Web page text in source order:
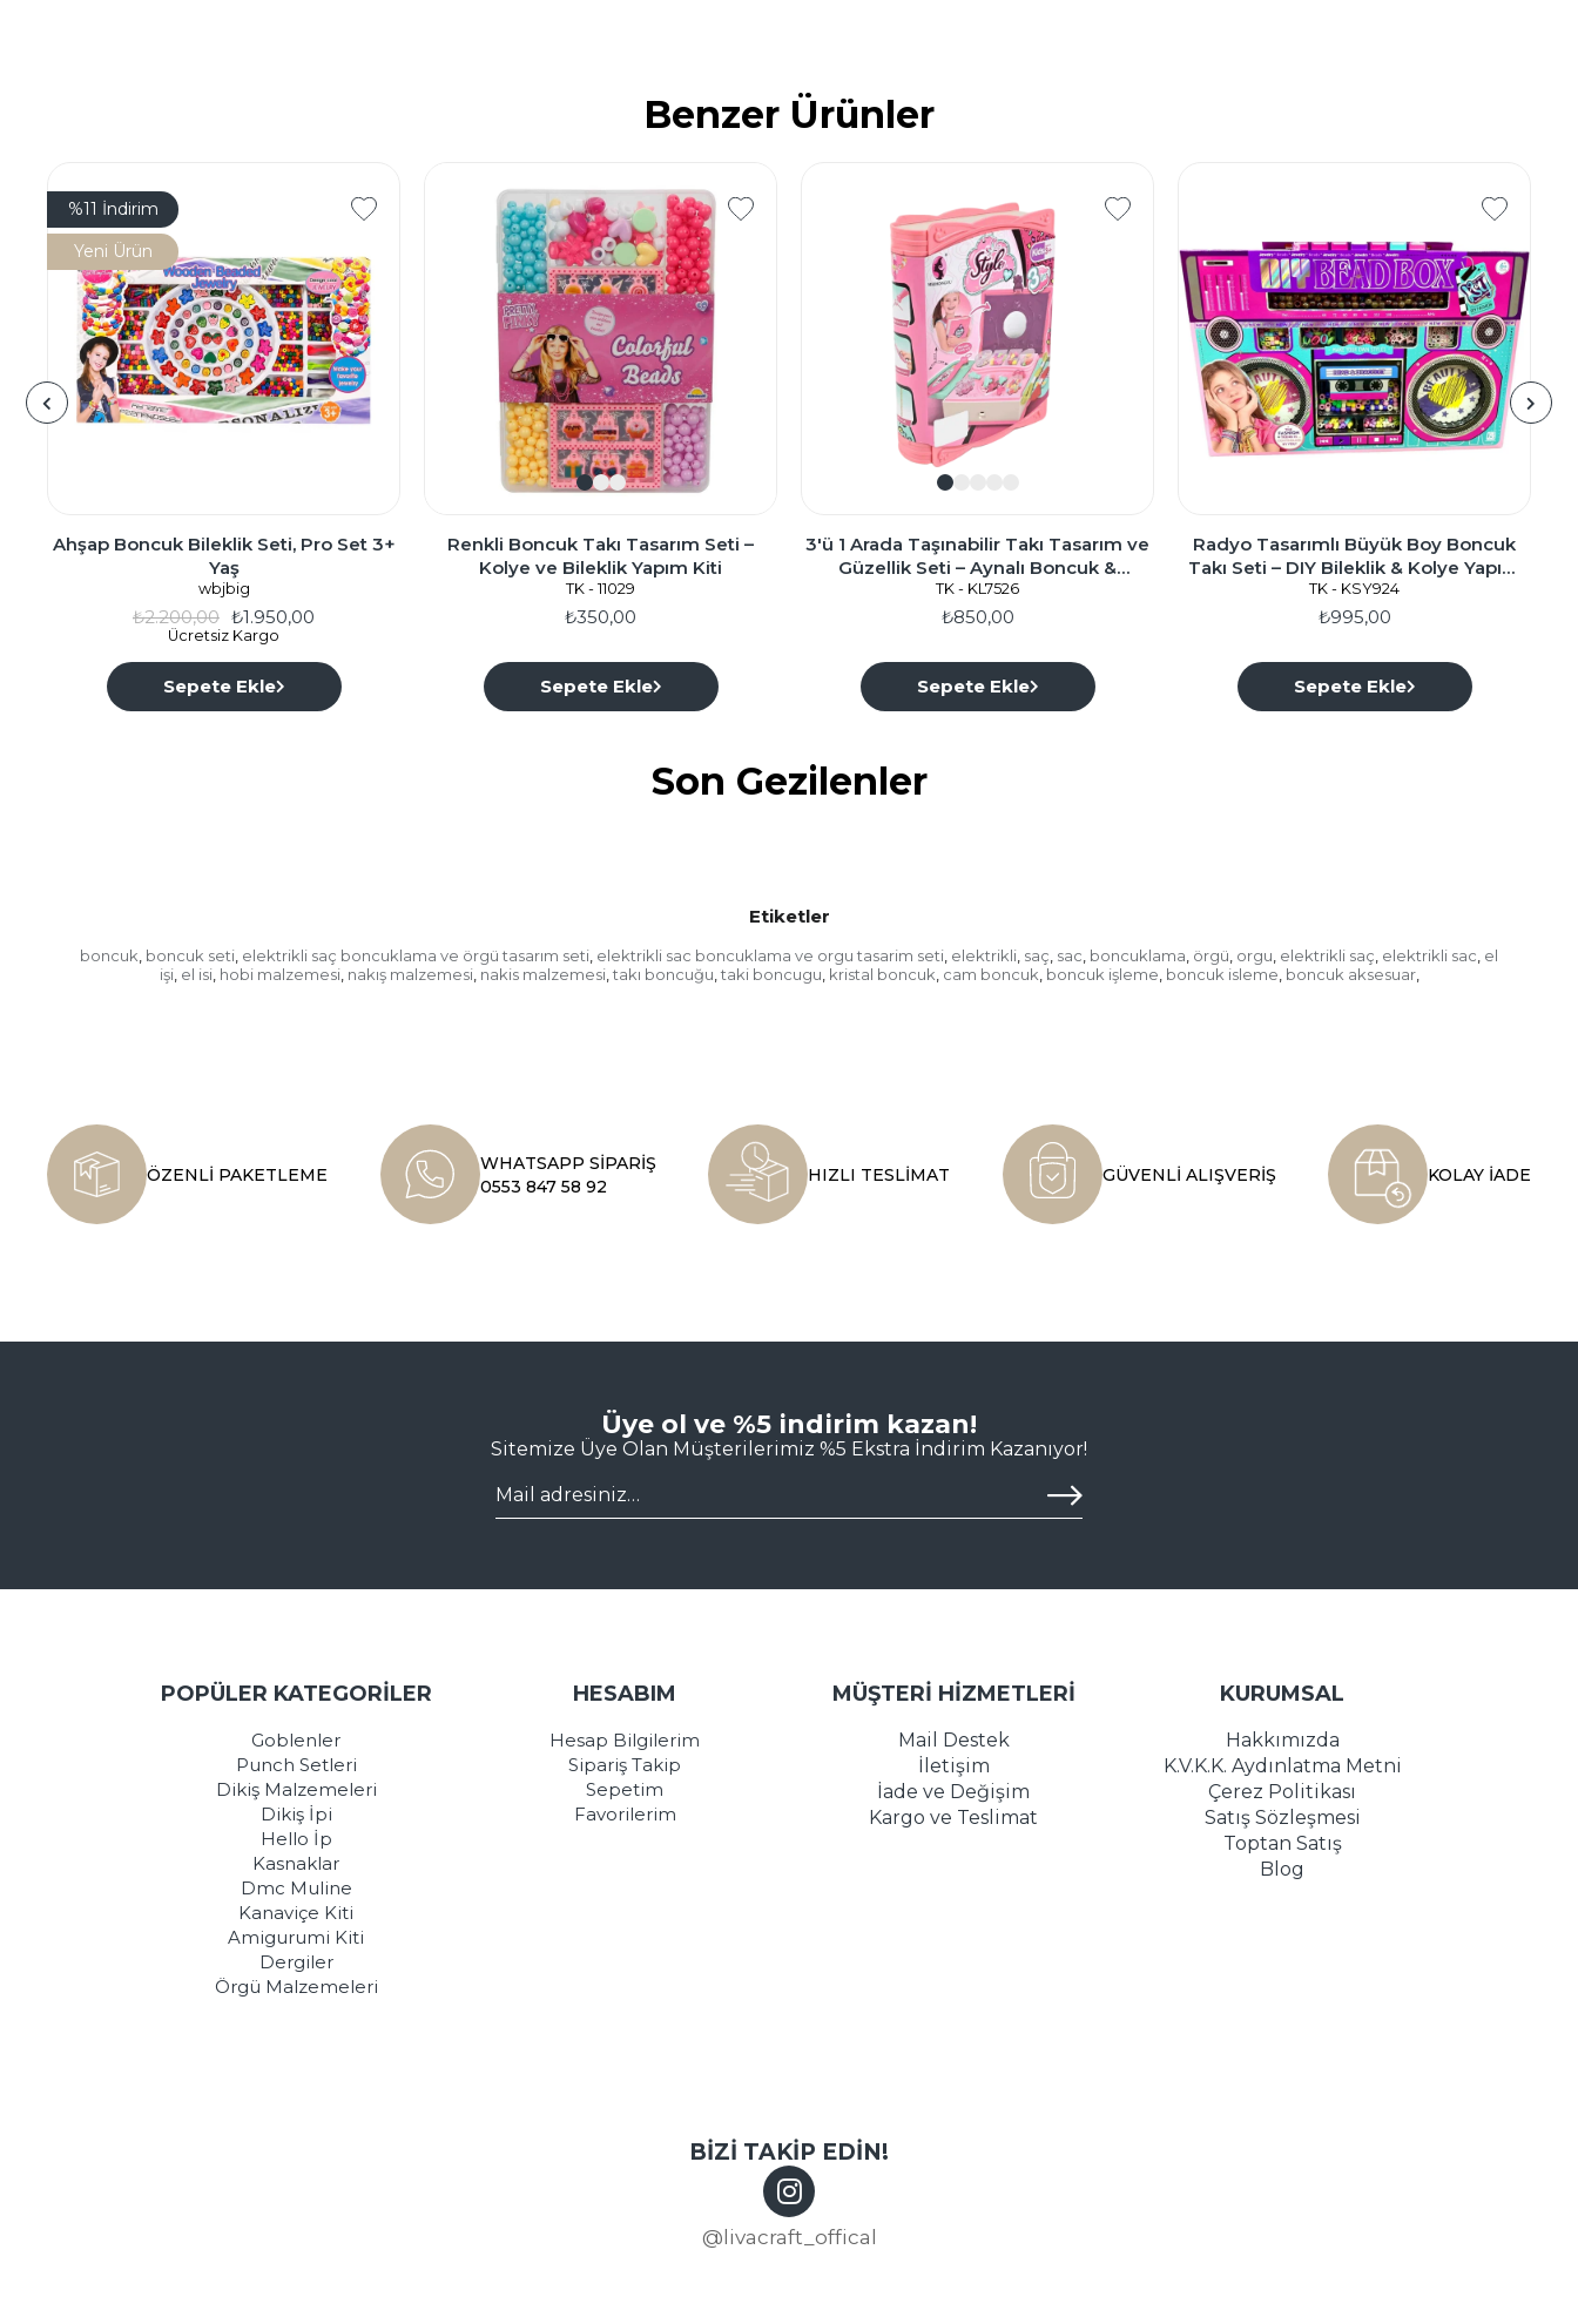
Benzer Ürünler
Ahşap Boncuk Bileklik Seti, Pro Set 3+
Yaş
wbjbig
₺1.950,00
₺2.200,00
Ücretsiz Kargo
Sepete Ekle
%11 İndirim
Yeni Ürün
Renkli Boncuk Takı Tasarım Seti –
Kolye ve Bileklik Yapım Kiti
TK - 11029
₺350,00
Sepete Ekle
3'ü 1 Arada Taşınabilir Takı Tasarım ve
Güzellik Seti – Aynalı Boncuk &
Aksesuar Kiti
TK - KL7526
₺850,00
Sepete Ekle
Radyo Tasarımlı Büyük Boy Boncuk
Takı Seti – DIY Bileklik & Kolye Yapım
Kutusu
TK - KSY924
₺995,00
Sepete Ekle
Son Gezilenler
Etiketler
boncuk, boncuk seti, elektrikli saç boncuklama ve örgü tasarım seti, elektrikli sac boncuklama ve orgu tasarim seti, elektrikli, saç, sac, boncuklama, örgü, orgu, elektrikli saç, elektrikli sac, el
işi, el isi, hobi malzemesi, nakış malzemesi, nakis malzemesi, takı boncuğu, taki boncugu, kristal boncuk, cam boncuk, boncuk işleme, boncuk isleme, boncuk aksesuar,
ÖZENLİ PAKETLEME
WHATSAPP SİPARİŞ
0553 847 58 92
HIZLI TESLİMAT GÜVENLİ ALIŞVERİŞ KOLAY İADE
Üye ol ve %5 indirim kazan!
Sitemize Üye Olan Müşterilerimiz %5 Ekstra İndirim Kazanıyor!
POPÜLER KATEGORİLER
Goblenler
Punch Setleri
Dikiş Malzemeleri
Dikiş İpi
Hello İp
Kasnaklar
Dmc Muline
Kanaviçe Kiti
Amigurumi Kiti
Dergiler
Örgü Malzemeleri
HESABIM
Hesap Bilgilerim
Sipariş Takip
Sepetim
Favorilerim
MÜŞTERİ HİZMETLERİ
Mail Destek
İletişim
İade ve Değişim
Kargo ve Teslimat
KURUMSAL
Hakkımızda
K.V.K.K. Aydınlatma Metni
Çerez Politikası
Satış Sözleşmesi
Toptan Satış
Blog
BİZİ TAKİP EDİN!
@livacraft_offical